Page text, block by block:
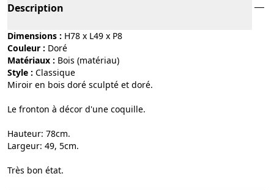
Description
Dimensions : H78 x L49 x P8
Couleur :
doré
Matériaux :
bois (matériau)
Style :
classique
Miroir en bois doré sculpté et doré.
Le fronton à décor d'une coquille.
Hauteur: 78cm.
Largeur: 49, 5cm.
Très bon état.